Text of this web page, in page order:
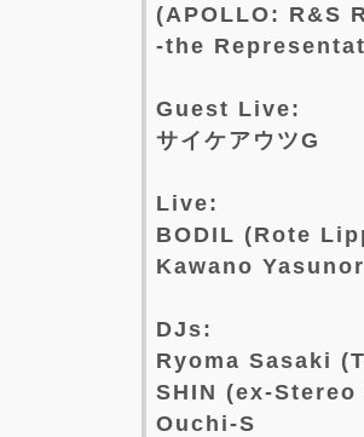
(APOLLO: R&S
-the
Guest Live:
サイケアウツG
Live:
BODIL (Rote
Kawano
DJs:
Ryoma Sasaki
SHIN (ex-
Ouchi-S